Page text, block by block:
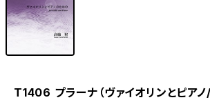
T1406 プラーナ（ヴァイオリンとピア